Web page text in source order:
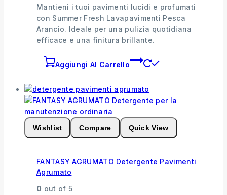
Mantieni i tuoi pavimenti lucidi e profumati
con Summer Fresh Lavapavimenti Pesca
Arancio. Ideale per una pulizia quotidiana
efficace e una finitura brillante.
Aggiungi Al Carrello
Wishlist Compare Quick View
FANTASY AGRUMATO Detergente Pavimenti
Agrumato
0 out of 5